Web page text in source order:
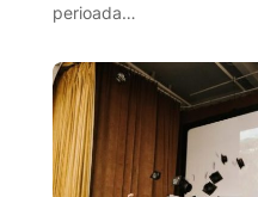
perioada…